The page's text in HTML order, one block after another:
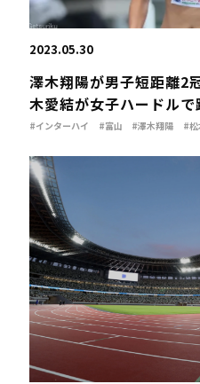
2023.05.30
澤木翔陽が男子短距離2
木愛結が女子ハードル
#インターハイ #富山 #澤木翔陽 #松